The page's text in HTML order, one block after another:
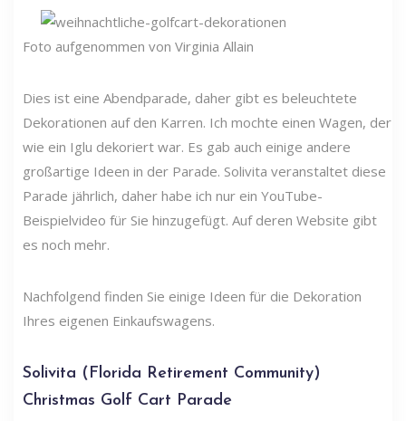
Foto aufgenommen von Virginia Allain
Dies ist eine Abendparade, daher gibt es beleuchtete
Dekorationen auf den Karren. Ich mochte einen Wagen, der
wie ein Iglu dekoriert war. Es gab auch einige andere
großartige Ideen in der Parade. Solivita veranstaltet diese
Parade jährlich, daher habe ich nur ein YouTube-
Beispielvideo für Sie hinzugefügt. Auf deren Website gibt
es noch mehr.
Nachfolgend finden Sie einige Ideen für die Dekoration
Ihres eigenen Einkaufswagens.
Solivita (Florida Retirement Community)
Christmas Golf Cart Parade